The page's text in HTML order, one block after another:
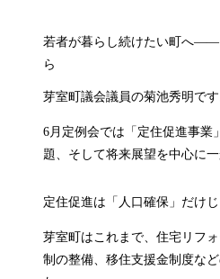
若者が暮らし続けたい町へ――
ら
芽室町議会議員の菊池秀明です
6月定例会では「定住促進事業
題、そして将来展望を中心に
定住促進は「人口確保」だけ
芽室町はこれまで、住宅リフ
制の整備、移住支援金制度な